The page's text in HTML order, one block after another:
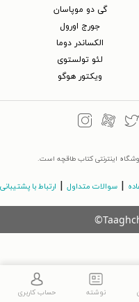
گی دو موپاسان
جورج اورول
الکساندر دوما
لئو تولستوی
ویکتور هوگو
اینترنتی کتاب طاقچه است.
سوالات متداول ارتباط با پشتیبانی
نوشته حساب کاربری